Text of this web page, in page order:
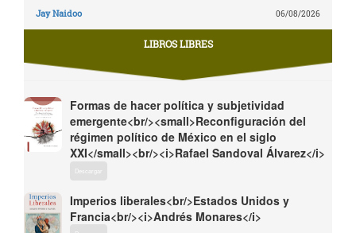
Jay Naidoo 06/08/2026
LIBROS LIBRES
Formas de hacer política y subjetividad
emergente<br/><small>Reconfiguración del
régimen político de México en el siglo
XXI</small><br/><i>Rafael Sandoval Álvarez</i>
Descargar
Imperios liberales<br/>Estados Unidos y
Francia<br/><i>Andrés Monares</i>